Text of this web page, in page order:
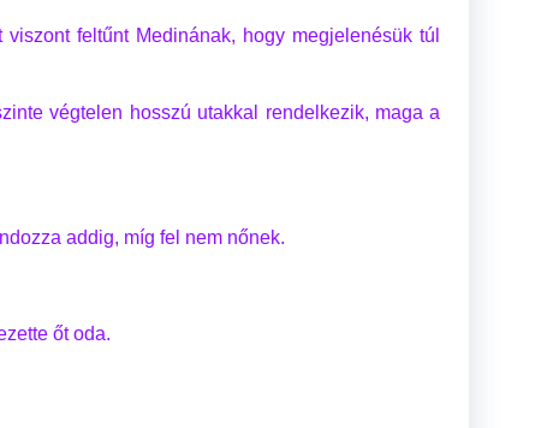
feltűnt Medinának, hogy megjelenésük túl
végtelen hosszú utakkal rendelkezik, maga a
addig, míg fel nem nőnek.
őt oda.